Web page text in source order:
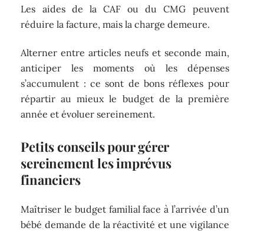
Les aides de la CAF ou du CMG peuvent
réduire la facture, mais la charge demeure.
Alterner entre articles neufs et seconde main,
anticiper les moments où les dépenses
s’accumulent : ce sont de bons réflexes pour
répartir au mieux le budget de la première
année et évoluer sereinement.
Petits conseils pour gérer
sereinement les imprévus
financiers
Maîtriser le budget familial face à l’arrivée d’un
bébé demande de la réactivité et une vigilance